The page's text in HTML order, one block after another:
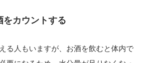
をカウントする
る人もいますが、お酒を飲むと体内で